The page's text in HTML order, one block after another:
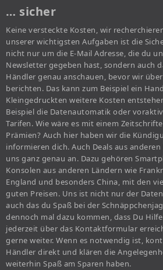
… sicher
Keine versteckte Kosten, wir
unserer wichtigsten Aufgaben ist die
nicht nur um die E-Mail Adresse, die du
Newsletter gegeben hast, sondern auch
Händler genau anschauen, bevor wir
berichten. Das kann zum Beispiel ein
Kleingedruckten weitere Kosten
Beispiel die Datenautomatik oder
Tarifen. Wie wäre es mit einem
Prämien? Auch hier haben wir die
informieren dich. Auch Deals aus
uns ganz genau an. Dazu gehören
Konsolen aus anderen Ländern wie
England und besonders China, mit den
guten Preisen. Uns ist nicht nur der
auch das du Spaß bei der
dennoch mal dazu kommen, dass Du
jederzeit über das Kontaktformular
gerne weiter. Wenn es notwendig ist,
Händler direkt und klären die
weiterhin Spaß am Sparen haben.